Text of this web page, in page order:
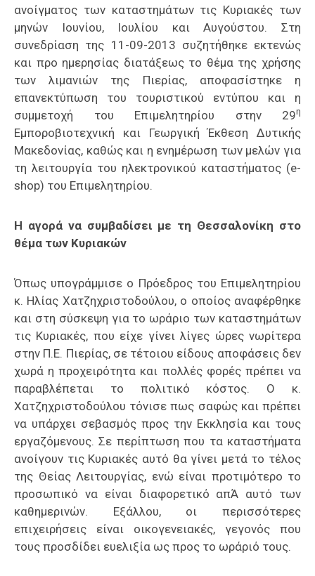
ανοίγματος των καταστημάτων τις Κυριακές των
μηνών Ιουνίου, Ιουλίου και Αυγούστου. Στη
συνεδρίαση της 11-09-2013 συζητήθηκε εκτενώς
και προ ημερησίας διατάξεως το θέμα της χρήσης
των λιμανιών της Πιερίας, αποφασίστηκε η
επανεκτύπωση του τουριστικού εντύπου και η
συμμετοχή του Επιμελητηρίου στην 29η
Εμποροβιοτεχνική και Γεωργική Έκθεση Δυτικής
Μακεδονίας, καθώς και η ενημέρωση των μελών για
τη λειτουργία του ηλεκτρονικού καταστήματος (e-
shop) του Επιμελητηρίου.
Η αγορά να συμβαδίσει με τη Θεσσαλονίκη στο
θέμα των Κυριακών
Όπως υπογράμμισε ο Πρόεδρος του Επιμελητηρίου
κ. Ηλίας Χατζηχριστοδούλου, ο οποίος αναφέρθηκε
και στη σύσκεψη για το ωράριο των καταστημάτων
τις Κυριακές, που είχε γίνει λίγες ώρες νωρίτερα
στην Π.Ε. Πιερίας, σε τέτοιου είδους αποφάσεις δεν
χωρά η προχειρότητα και πολλές φορές πρέπει να
παραβλέπεται το πολιτικό κόστος. Ο κ.
Χατζηχριστοδούλου τόνισε πως σαφώς και πρέπει
να υπάρχει σεβασμός προς την Εκκλησία και τους
εργαζόμενους. Σε περίπτωση που τα καταστήματα
ανοίγουν τις Κυριακές αυτό θα γίνει μετά το τέλος
της Θείας Λειτουργίας, ενώ είναι προτιμότερο το
προσωπικό να είναι διαφορετικό απΆ αυτό των
καθημερινών. Εξάλλου, οι περισσότερες
επιχειρήσεις είναι οικογενειακές, γεγονός που
τους προσδίδει ευελιξία ως προς το ωράριό τους.